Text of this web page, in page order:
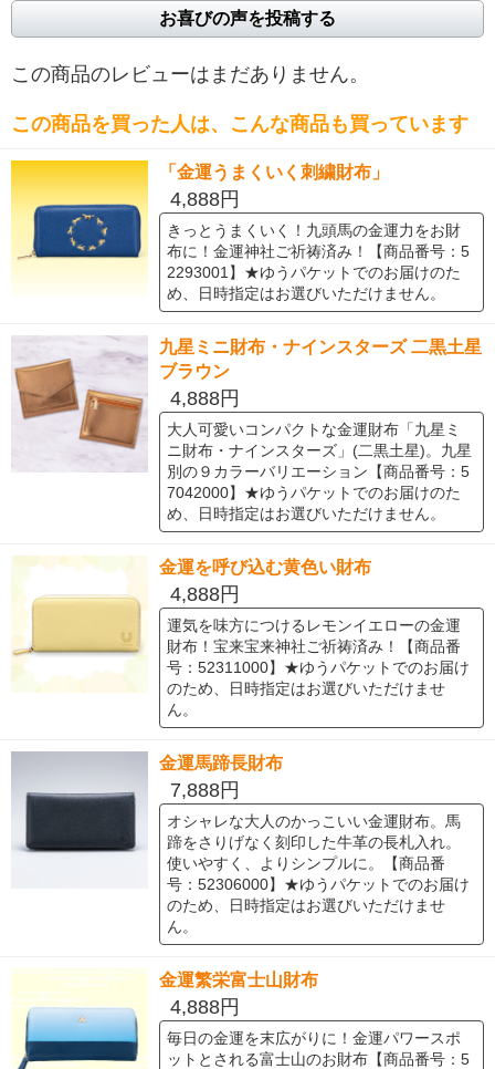
お喜びの声を投稿する
この商品のレビューはまだありません。
この商品を買った人は、こんな商品も買っています
「金運うまくいく刺繍財布」
4,888円
きっとうまくいく！九頭馬の金運力をお財
布に！金運神社ご祈祷済み！【商品番号：5
2293001】★ゆうパケットでのお届けのた
め、日時指定はお選びいただけません。
九星ミニ財布・ナインスターズ 二黒土星
ブラウン
4,888円
大人可愛いコンパクトな金運財布「九星ミ
ニ財布・ナインスターズ」(二黒土星)。九星
別の９カラーバリエーション【商品番号：5
7042000】★ゆうパケットでのお届けのた
め、日時指定はお選びいただけません。
金運を呼び込む黄色い財布
4,888円
運気を味方につけるレモンイエローの金運
財布！宝来宝来神社ご祈祷済み！【商品番
号：52311000】★ゆうパケットでのお届け
のため、日時指定はお選びいただけませ
ん。
金運馬蹄長財布
7,888円
オシャレな大人のかっこいい金運財布。馬
蹄をさりげなく刻印した牛革の長札入れ。
使いやすく、よりシンプルに。【商品番
号：52306000】★ゆうパケットでのお届け
のため、日時指定はお選びいただけませ
ん。
金運繁栄富士山財布
4,888円
毎日の金運を末広がりに！金運パワースポ
ットとされる富士山のお財布【商品番号：5